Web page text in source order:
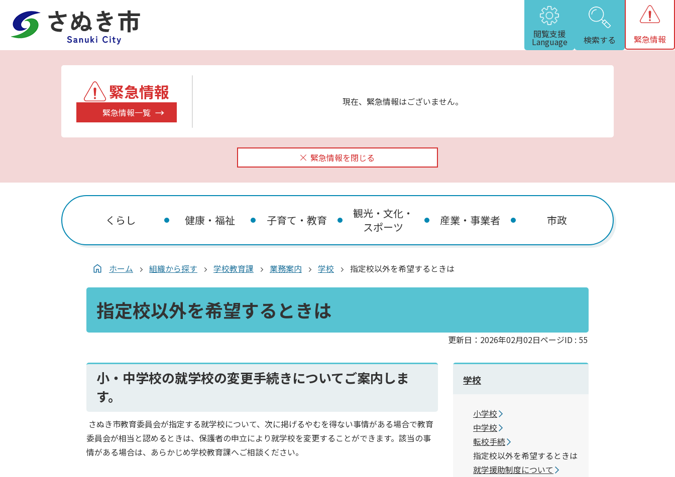
閲覧支援
Language 検索する 緊急情報
緊急情報
緊急情報一覧
現在、緊急情報はございません。
緊急情報を閉じる
くらし 健康・福祉 子育て・教育
観光・文化・
スポーツ
産業・事業者 市政
ホーム 組織から探す 学校教育課 業務案内 学校 指定校以外を希望するときは
指定校以外を希望するときは
更新日：2026年02月02日ページID : 55
小・中学校の就学校の変更手続きについてご案内しま
す。
さぬき市教育委員会が指定する就学校について、次に掲げるやむを得ない事情がある場合で教育
委員会が相当と認めるときは、保護者の申立により就学校を変更することができます。該当の事
情がある場合は、あらかじめ学校教育課へご相談ください。
学校
小学校
中学校
転校手続
指定校以外を希望するときは
就学援助制度について